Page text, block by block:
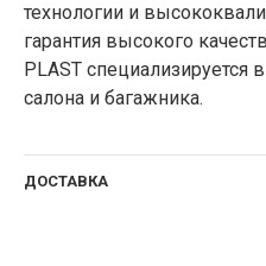
технологии и
гарантия высокого
PLAST специализируется
салона и багажника.
ДОСТАВКА